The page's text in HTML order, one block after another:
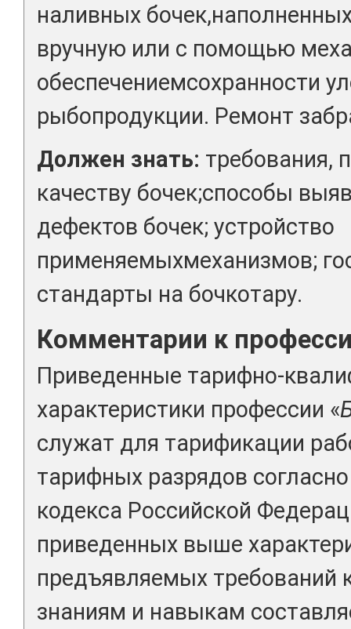
наливных
вручную или с помощью
обеспечениемсохранности
рыбопродукции. Ремонт
Должен знать: требования,
качеству бочек;способы
дефектов бочек; устройство
применяемыхмеханизмов;
стандарты на бочкотару.
Комментарии к
Приведенные тарифно-
характеристики профессии «
служат для тарификации
тарифных разрядов
кодекса Российской
приведенных выше
предъявляемых требований
знаниям и навыкам